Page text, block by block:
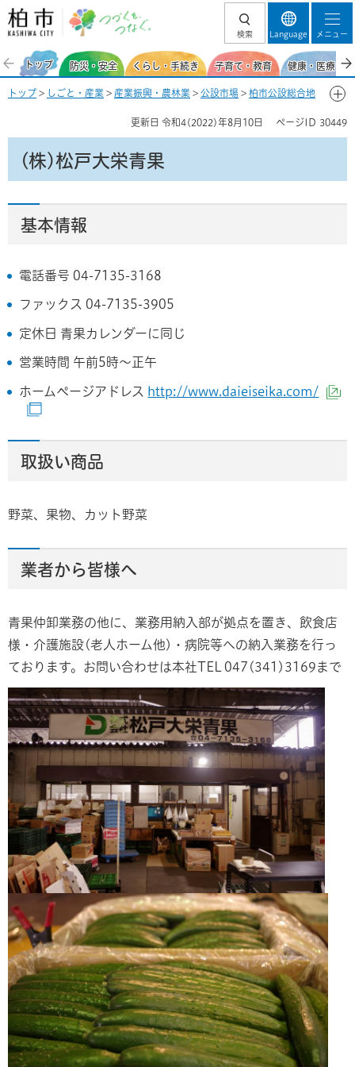
柏市 つづくを、
検索 Language メニュー
トップ 防災・安全 くらし・手続き 子育て・教育 健康・医療・
トップ > しごと・産業 > 産業振興・農林業 > 公設市場 > 柏市公設総合地
更新日 令和4(2022)年8月10日 ページID 30449
(株)松戸大栄青果
基本情報
電話番号 04-7135-3168
ファックス 04-7135-3905
定休日 青果カレンダーに同じ
営業時間 午前5時～正午
ホームページアドレス http://www.daieiseika.com/
取扱い商品
野菜、果物、カット野菜
業者から皆様へ
青果仲卸業務の他に、業務用納入部が拠点を置き、飲食店
様・介護施設(老人ホーム他)・病院等への納入業務を行っ
ております。お問い合わせは本社TEL 047(341)3169まで